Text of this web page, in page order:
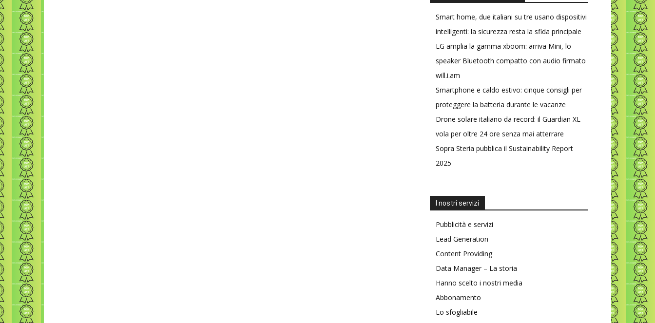
Smart home, due italiani su tre usano dispositivi
intelligenti: la sicurezza resta la sfida principale
LG amplia la gamma xboom: arriva Mini, lo
speaker Bluetooth compatto con audio firmato
will.i.am
Smartphone e caldo estivo: cinque consigli per
proteggere la batteria durante le vacanze
Drone solare italiano da record: il Guardian XL
vola per oltre 24 ore senza mai atterrare
Sopra Steria pubblica il Sustainability Report
2025
I nostri servizi
Pubblicità e servizi
Lead Generation
Content Providing
Data Manager – La storia
Hanno scelto i nostri media
Abbonamento
Lo sfogliabile